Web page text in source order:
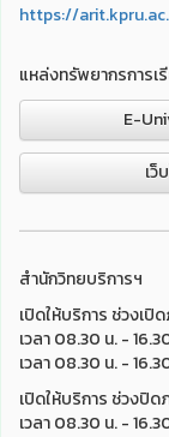
https://
แหล่งทรัพยากรการ
E-
เว็
สำนักวิทยบริการฯ
เปิดให้บริการ ช่วงเปิ
เวลา 08.30 น. -
เวลา 08.30 น. -
เปิดให้บริการ ช่วงปิด
เวลา 08.30 น. -